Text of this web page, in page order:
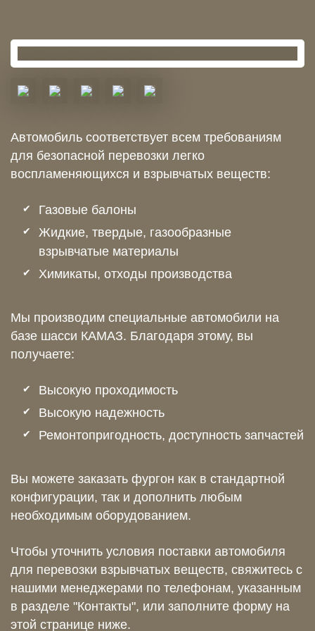
Автомобиль соответствует всем требованиям
для безопасной перевозки легко
воспламеняющихся и взрывчатых веществ:
Газовые балоны
Жидкие, твердые, газообразные
взрывчатые материалы
Химикаты, отходы производства
Мы производим специальные автомобили на
базе шасси КАМАЗ. Благодаря этому, вы
получаете:
Высокую проходимость
Высокую надежность
Ремонтопригодность, доступность запчастей
Вы можете заказать фургон как в стандартной
конфигурации, так и дополнить любым
необходимым оборудованием.
Чтобы уточнить условия поставки автомобиля
для перевозки взрывчатых веществ, свяжитесь с
нашими менеджерами по телефонам, указанным
в разделе "Контакты", или заполните форму на
этой странице ниже.